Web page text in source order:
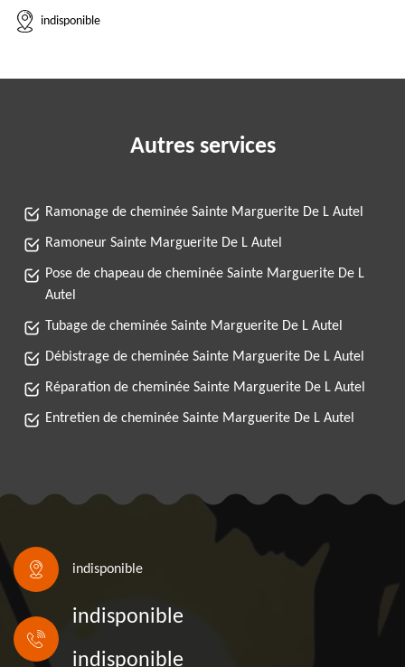
indisponible
Autres services
Ramonage de cheminée Sainte Marguerite De L Autel
Ramoneur Sainte Marguerite De L Autel
Pose de chapeau de cheminée Sainte Marguerite De L
Autel
Tubage de cheminée Sainte Marguerite De L Autel
Débistrage de cheminée Sainte Marguerite De L Autel
Réparation de cheminée Sainte Marguerite De L Autel
Entretien de cheminée Sainte Marguerite De L Autel
indisponible
indisponible
indisponible